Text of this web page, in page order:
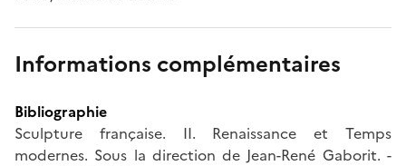
Informations complémentaires
Bibliographie
Sculpture française. II. Renaissance et Temps
modernes. Sous la direction de Jean-René Gaborit. -